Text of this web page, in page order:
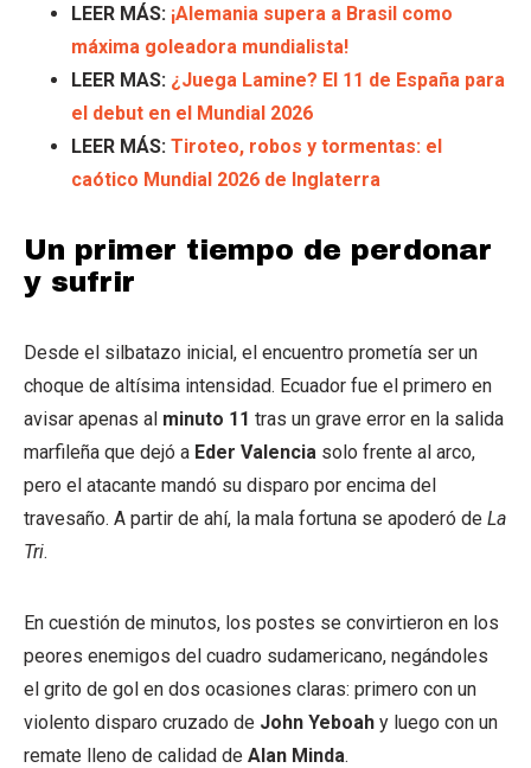
LEER MÁS: ¡Alemania supera a Brasil como
máxima goleadora mundialista!
LEER MAS: ¿Juega Lamine? El 11 de España para
el debut en el Mundial 2026
LEER MÁS: Tiroteo, robos y tormentas: el
caótico Mundial 2026 de Inglaterra
Un primer tiempo de perdonar
y sufrir
Desde el silbatazo inicial, el encuentro prometía ser un
choque de altísima intensidad. Ecuador fue el primero en
avisar apenas al minuto 11 tras un grave error en la salida
marfileña que dejó a Eder Valencia solo frente al arco,
pero el atacante mandó su disparo por encima del
travesaño. A partir de ahí, la mala fortuna se apoderó de La
Tri.
En cuestión de minutos, los postes se convirtieron en los
peores enemigos del cuadro sudamericano, negándoles
el grito de gol en dos ocasiones claras: primero con un
violento disparo cruzado de John Yeboah y luego con un
remate lleno de calidad de Alan Minda.